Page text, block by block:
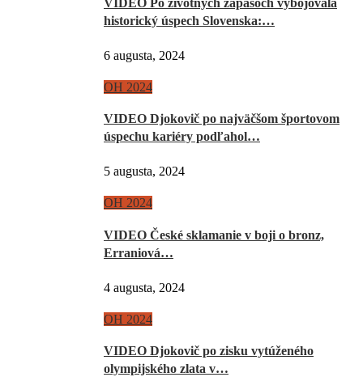
VIDEO Po životných zápasoch vybojovala
historický úspech Slovenska:…
6 augusta, 2024
OH 2024
VIDEO Djokovič po najväčšom športovom
úspechu kariéry podľahol…
5 augusta, 2024
OH 2024
VIDEO České sklamanie v boji o bronz,
Erraniová…
4 augusta, 2024
OH 2024
VIDEO Djokovič po zisku vytúženého
olympijského zlata v…